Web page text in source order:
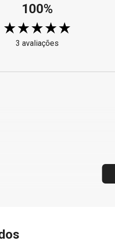
100%
3 avaliações